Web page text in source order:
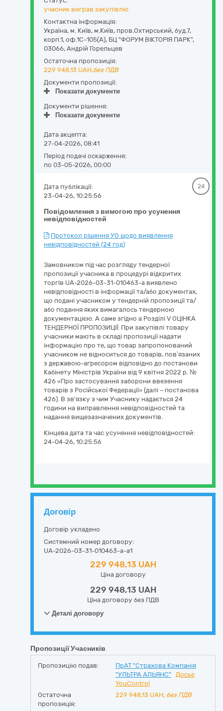
учасник виграв закупівлю
Контактна інформація:
Україна, м. Київ, м.Київ, пров.Охтирський, буд.7,
корп.1, оф.1С-105(А), БЦ "ФОРУМ ВІКТОРІЯ ПАРК",
03066, Андрій Горельцев
Остаточна пропозиція:
229 948,13 UAH,без ПДВ
Документи пропозиції:
Показати документи
Документи рішення:
Показати документи
Дата акцепта:
27-04-2026, 08:41
Період подачі оскарження:
по 03-05-2026, 00:00
Повідомлення з вимогою про усунення
невідповідностей
Дата публікації:
23-04-26, 10:25:56
24
Протокол рішення УО щодо виявлення
невідповідностей (24 год)
Замовником під час розгляду тендерної
пропозиції учасника в процедурі відкритих
торгів UA-2026-03-31-010463-a виявлено
невідповідності в інформації та/або документах,
що подані учасником у тендерній пропозиції та/
або подання яких вимагалось тендерною
документацією. А саме згідно а Розділі V ОЦІНКА
ТЕНДЕРНОЇ ПРОПОЗИЦІЇ: При закупівлі товару
учасники мають в складі пропозиції надати
інформацію про те, що товар запропонований
учасником не відноситься до товарів, пов’язаних
з державою-агресором відповідно до постанови
Кабінету Міністрів України від 9 квітня 2022 р. №
426 «Про застосування заборони ввезення
товарів з Російської Федерації» (далі – постанова
426). В зв'язку з чим Учаснику надається 24
години на виправлення невідповідностей та
надання вищезазначених документів.
Кінцева дата та час усунення невідповідностей:
24-04-26, 10:25:56
Договір
Договір укладено
Системний номер договору:
UA-2026-03-31-010463-a-a1
229 948,13 UAH
Ціна договору
229 948,13 UAH
Ціна договору без ПДВ
Деталі договору
Пропозиції Учасників
Пропозицію подав:
ПрАТ "Страхова Компанія
"УЛЬТРА АЛЬЯНС"
Досьє
YouControl
Остаточна
пропозиція:
229 948,13 UAH, без ПДВ